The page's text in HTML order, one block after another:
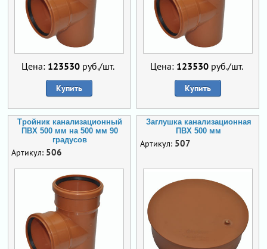
Цена: 123530руб./шт.
Купить
Цена: 123530руб./шт.
Купить
Тройник канализационный
ПВХ 500 мм на 500 мм 90
градусов
Артикул: 506
Заглушка канализационная
ПВХ 500 мм
Артикул: 507